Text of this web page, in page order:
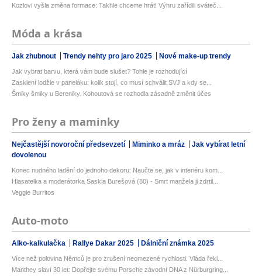
Kozlovi vyšla změna formace: Takhle chceme hrát! Výhru zařídili sváteč...
Móda a krása
Jak zhubnout Trendy nehty pro jaro 2025 Nové make-up trendy
Jak vybrat barvu, která vám bude slušet? Tohle je rozhodující
Zasklení lodžie v paneláku: kolik stojí, co musí schválit SVJ a kdy se...
Šmiky šmiky u Bereniky. Kohoutová se rozhodla zásadně změnit účes
Pro ženy a maminky
Nejčastější novoroční předsevzetí Miminko a mráz
Jak vybírat letní
dovolenou
Konec nudného ladění do jednoho dekoru: Naučte se, jak v interiéru kom...
Hlasatelka a moderátorka Saskia Burešová (80) - Smrt manžela ji zdrtil...
Veggie Burritos
Auto-moto
Alko-kalkulačka Rallye Dakar 2025 Dálniční známka 2025
Více než polovina Němců je pro zrušení neomezené rychlosti. Vláda řekl...
Manthey slaví 30 let: Dopřejte svému Porsche závodní DNA z Nürburgring...